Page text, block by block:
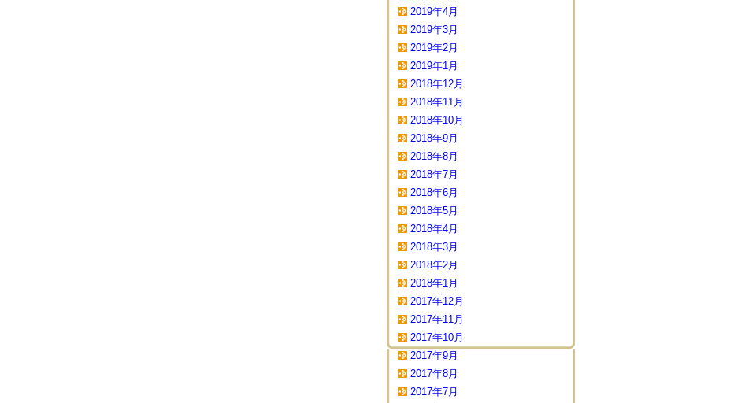
2019年4月
2019年3月
2019年2月
2019年1月
2018年12月
2018年11月
2018年10月
2018年9月
2018年8月
2018年7月
2018年6月
2018年5月
2018年4月
2018年3月
2018年2月
2018年1月
2017年12月
2017年11月
2017年10月
2017年9月
2017年8月
2017年7月